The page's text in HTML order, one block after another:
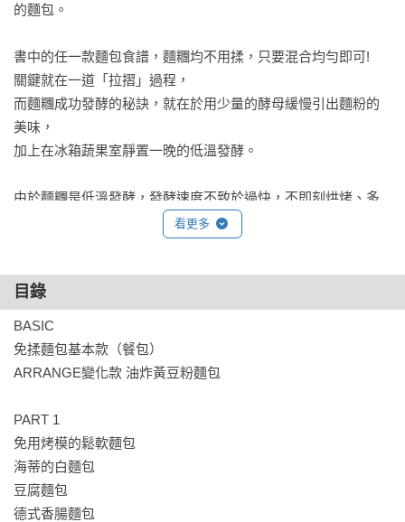
的麵包。
書中的任一款麵包食譜，麵糰均不用揉，只要混合均勻即可!
關鍵就在一道「拉摺」過程，
而麵糰成功發酵的秘訣，就在於用少量的酵母緩慢引出麵粉的
美味，
加上在冰箱蔬果室靜置一晚的低溫發酵。
由於麵糰是低溫發酵，發酵速度不致於過快，不即刻烘烤、多
放兩天也沒問題。所以烘焙者可以根據自己的狀況，從容安排
本書中的食譜，從基本的餐包到白麵包、肉桂卷、烤餅等鬆軟
麵包，各式迷你吐司，以及法國麵包、長棍麵包等硬式麵包，
看更多
目錄
BASIC
免揉麵包基本款（餐包）
ARRANGE變化款 油炸黃豆粉麵包
PART 1
免用烤模的鬆軟麵包
海蒂的白麵包
豆腐麵包
德式香腸麵包